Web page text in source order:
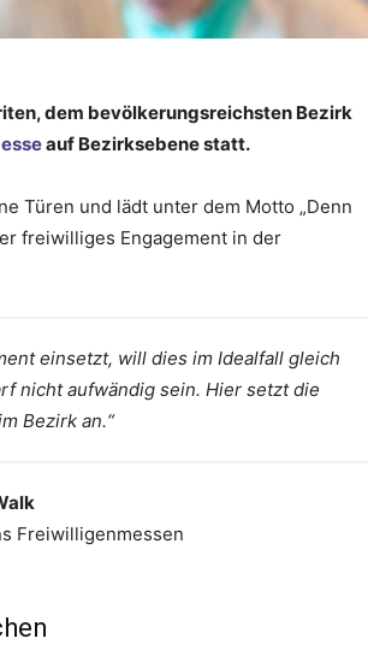
dem bevölkerungsreichsten Bezirk
auf Bezirksebene statt.
Türen und lädt unter dem Motto „Denn
freiwilliges Engagement in der
einsetzt, will dies im Idealfall gleich
nicht aufwändig sein. Hier setzt die
Bezirk an.“
Freiwilligenmessen